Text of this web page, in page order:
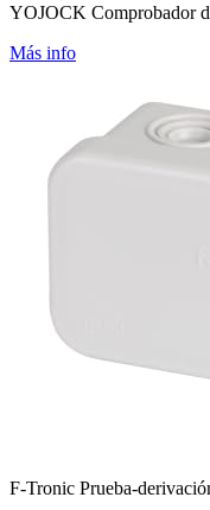
YOJOCK Comprobador
Más info
F-Tronic Prueba-